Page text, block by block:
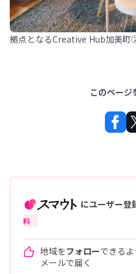
拠点となるCreative Hub加美
このページ
にユーザー登
料
地域をフォローできるよ
メールで届く